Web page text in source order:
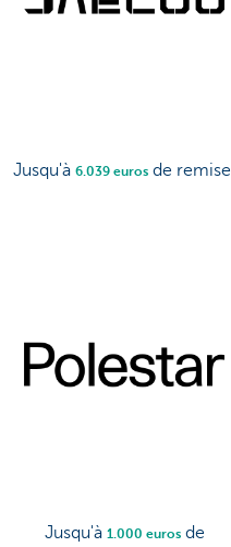
Jusqu'à 6.039 euros de remise
Jusqu'à 1.000 eurosde